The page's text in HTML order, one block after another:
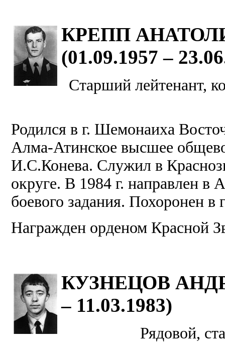
КРЕПП
(01.09.1957 –
Старший лейтенант,
Родился в г. Шемонаиха
Алма-Атинское высшее
И.С.Конева. Служил в
округе. В 1984 г. направлен
боевого задания. Похоронен
Награжден орденом Красной
КУЗНЕЦОВ
– 11.03.1983)
Рядовой,